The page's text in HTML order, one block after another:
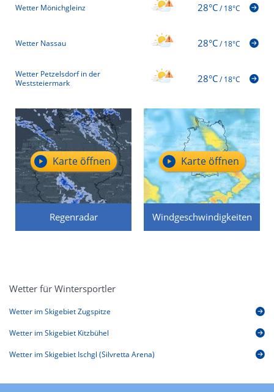
Wetter Mönichgleinz 28°C/18°C
Wetter Nassau 28°C/18°C
Wetter Petzelsdorf in der
Weststeiermark
28°C/18°C
Regenradar
Karte öffnen
Windgeschwindigkeiten
Karte öffnen
Wetter für Wintersportler
Wetter im Skigebiet Zugspitze
Wetter im Skigebiet Kitzbühel
Wetter im Skigebiet Ischgl (Silvretta Arena)